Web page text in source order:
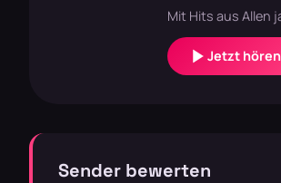
Mit Hits aus Allen
Jetzt hören
Sender bewerten